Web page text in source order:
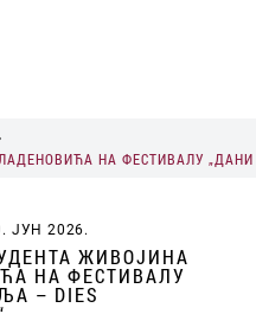
НА ФЕСТИВАЛУ „ДАНИ
ЈУН 2026.
ЖИВОЈИНА
НА ФЕСТИВАЛУ
– DIES